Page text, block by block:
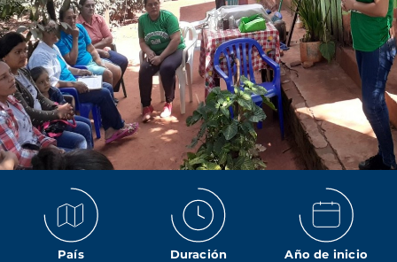
País Duración Año de inicio